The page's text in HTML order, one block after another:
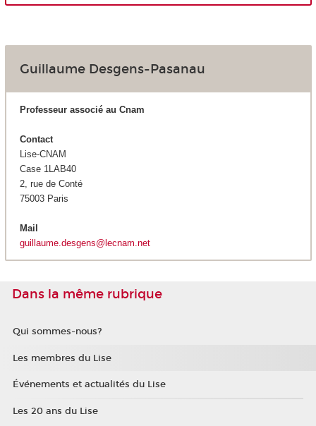
Guillaume Desgens-Pasanau
Professeur associé au Cnam
Contact
Lise-CNAM
Case 1LAB40
2, rue de Conté
75003 Paris
Mail
guillaume.desgens@lecnam.net
Dans la même rubrique
Qui sommes-nous?
Les membres du Lise
Événements et actualités du Lise
Les 20 ans du Lise